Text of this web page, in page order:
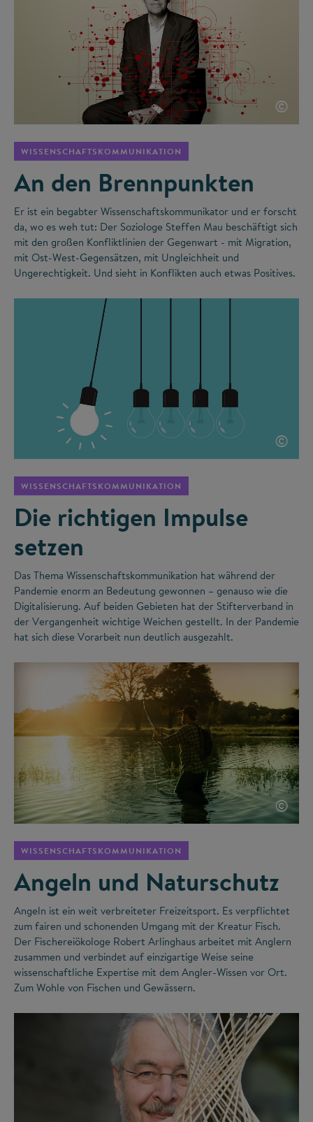
©
WISSENSCHAFTSKOMMUNIKATION
An den Brennpunkten
Er ist ein begabter Wissenschaftskommunikator und er forscht
da, wo es weh tut: Der Soziologe Steffen Mau beschäftigt sich
mit den großen Konfliktlinien der Gegenwart - mit Migration,
mit Ost-West-Gegensätzen, mit Ungleichheit und
Ungerechtigkeit. Und sieht in Konflikten auch etwas Positives.
©
WISSENSCHAFTSKOMMUNIKATION
Die richtigen Impulse
setzen
Das Thema Wissenschaftskommunikation hat während der
Pandemie enorm an Bedeutung gewonnen – genauso wie die
Digitalisierung. Auf beiden Gebieten hat der Stifterverband in
der Vergangenheit wichtige Weichen gestellt. In der Pandemie
hat sich diese Vorarbeit nun deutlich ausgezahlt.
©
WISSENSCHAFTSKOMMUNIKATION
Angeln und Naturschutz
Angeln ist ein weit verbreiteter Freizeitsport. Es verpflichtet
zum fairen und schonenden Umgang mit der Kreatur Fisch.
Der Fischereiökologe Robert Arlinghaus arbeitet mit Anglern
zusammen und verbindet auf einzigartige Weise seine
wissenschaftliche Expertise mit dem Angler-Wissen vor Ort.
Zum Wohle von Fischen und Gewässern.